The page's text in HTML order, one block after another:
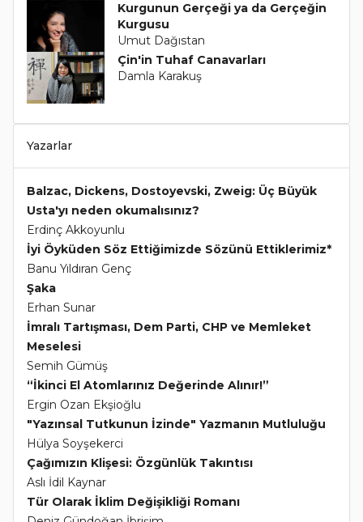
Kurgunun Gerçeği ya da Gerçeğin
Kurgusu
Umut Dağıstan
Çin'in Tuhaf Canavarları
Damla Karakuş
Yazarlar
Balzac, Dickens, Dostoyevski, Zweig: Üç Büyük
Usta'yı neden okumalısınız?
Erdinç Akkoyunlu
İyi Öyküden Söz Ettiğimizde Sözünü Ettiklerimiz*
Banu Yıldıran Genç
Şaka
Erhan Sunar
İmralı Tartışması, Dem Parti, CHP ve Memleket
Meselesi
Semih Gümüş
“İkinci El Atomlarınız Değerinde Alınır!”
Ergin Ozan Ekşioğlu
"Yazınsal Tutkunun İzinde" Yazmanın Mutluluğu
Hülya Soyşekerci
Çağımızın Klişesi: Özgünlük Takıntısı
Aslı İdil Kaynar
Tür Olarak İklim Değişikliği Romanı